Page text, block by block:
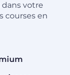
votre
courses en